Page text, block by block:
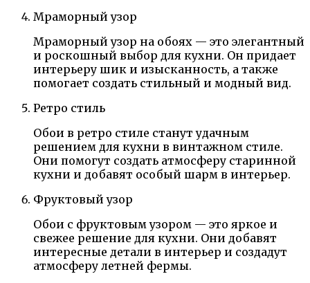
Мраморный узор
Мраморный узор на обоях — это элегантный
и роскошный выбор для кухни. Он придает
интерьеру шик и изысканность, а также
помогает создать стильный и модный вид.
Ретро стиль
Обои в ретро стиле станут удачным
решением для кухни в винтажном стиле.
Они помогут создать атмосферу старинной
кухни и добавят особый шарм в интерьер.
Фруктовый узор
Обои с фруктовым узором — это яркое и
свежее решение для кухни. Они добавят
интересные детали в интерьер и создадут
атмосферу летней фермы.